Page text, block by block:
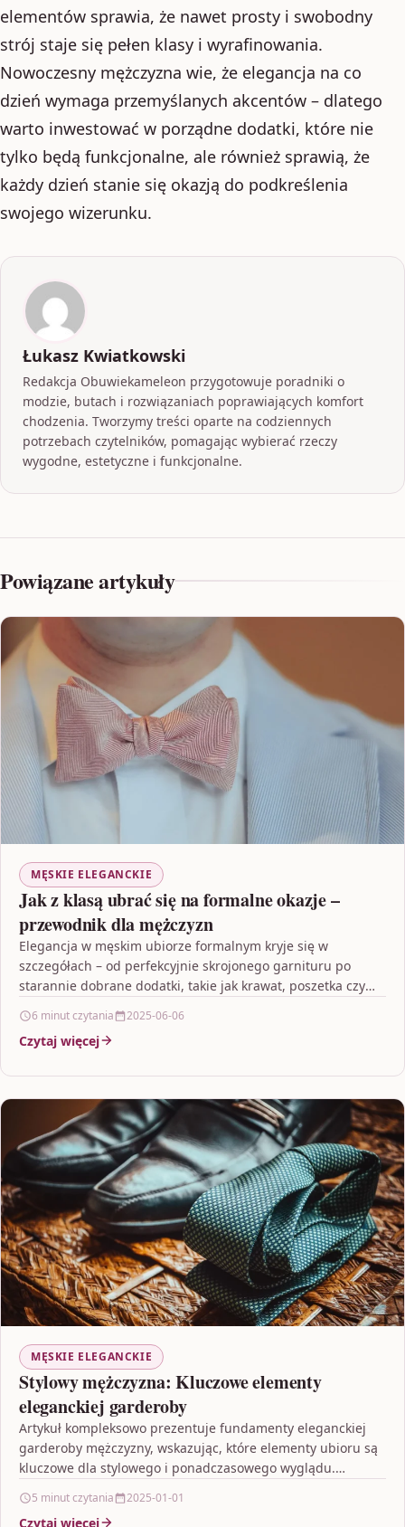
elementów sprawia, że nawet prosty i swobodny
strój staje się pełen klasy i wyrafinowania.
Nowoczesny mężczyzna wie, że elegancja na co
dzień wymaga przemyślanych akcentów – dlatego
warto inwestować w porządne dodatki, które nie
tylko będą funkcjonalne, ale również sprawią, że
każdy dzień stanie się okazją do podkreślenia
swojego wizerunku.
Łukasz Kwiatkowski
Redakcja Obuwiekameleon przygotowuje poradniki o
modzie, butach i rozwiązaniach poprawiających komfort
chodzenia. Tworzymy treści oparte na codziennych
potrzebach czytelników, pomagając wybierać rzeczy
wygodne, estetyczne i funkcjonalne.
Powiązane artykuły
MĘSKIE ELEGANCKIE
Jak z klasą ubrać się na formalne okazje –
przewodnik dla mężczyzn
Elegancja w męskim ubiorze formalnym kryje się w
szczegółach – od perfekcyjnie skrojonego garnituru po
starannie dobrane dodatki, takie jak krawat, poszetka czy
6 minut czytania 2025-06-06
Czytaj więcej
MĘSKIE ELEGANCKIE
Stylowy mężczyzna: Kluczowe elementy
eleganckiej garderoby
Artykuł kompleksowo prezentuje fundamenty eleganckiej
garderoby mężczyzny, wskazując, które elementy ubioru są
kluczowe dla stylowego i ponadczasowego wyglądu.
5 minut czytania 2025-01-01
Czytaj więcej